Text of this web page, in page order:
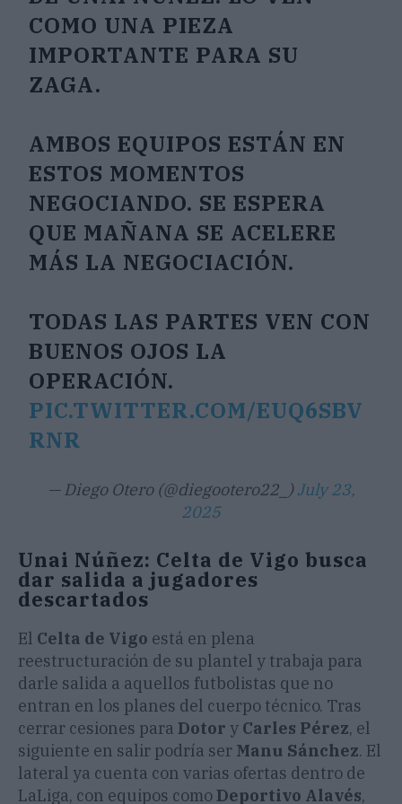
COMO UNA PIEZA
IMPORTANTE PARA SU
ZAGA.
AMBOS EQUIPOS ESTÁN EN
ESTOS MOMENTOS
NEGOCIANDO. SE ESPERA
QUE MAÑANA SE ACELERE
MÁS LA NEGOCIACIÓN.
TODAS LAS PARTES VEN CON
BUENOS OJOS LA
OPERACIÓN.
PIC.TWITTER.COM/EUQ6SBV
RNR
— Diego Otero (@diegootero22_) July 23,
2025
Unai Núñez: Celta de Vigo busca
dar salida a jugadores
descartados
El Celta de Vigo está en plena
reestructuración de su plantel y trabaja para
darle salida a aquellos futbolistas que no
entran en los planes del cuerpo técnico. Tras
cerrar cesiones para Dotor y Carles Pérez, el
siguiente en salir podría ser Manu Sánchez. El
lateral ya cuenta con varias ofertas dentro de
LaLiga, con equipos comoDeportivo Alavés,